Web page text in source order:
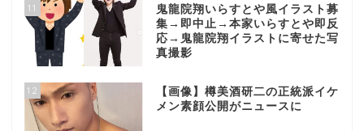
11
鬼龍院翔いらすとや風イラスト募
集→即中止→本家いらすとや即反
応→鬼龍院翔イラストに寄せた写
真撮影
12
【画像】樽美酒研二の正統派イケ
メン素顔公開がニュースに